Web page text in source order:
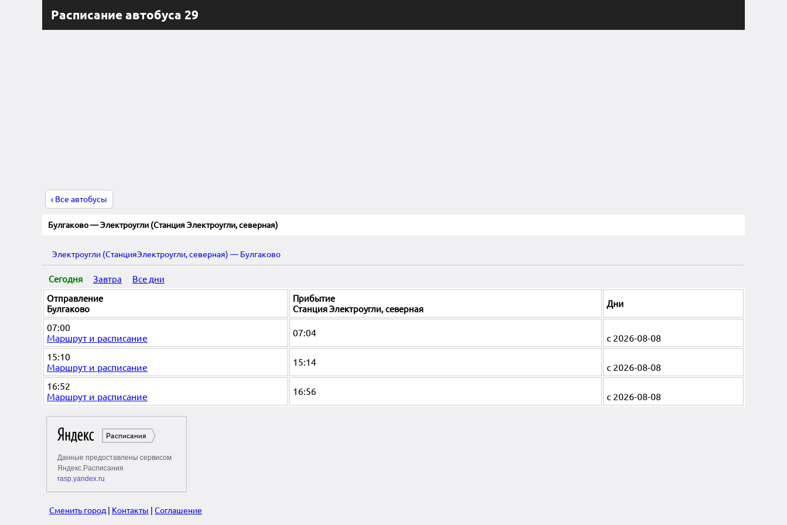
Расписание автобуса 29
‹ Все автобусы
Булгаково — Электроугли (Станция Электроугли, северная)
Электроугли (СтанцияЭлектроугли, северная) — Булгаково
Сегодня Завтра
Все дни
Отправление
Булгаково
Прибытие
Станция Электроугли, северная
Дни
07:00
Маршрут и расписание
07:04
с 2026-08-08
15:10
Маршрут и расписание
15:14
с 2026-08-08
16:52
Маршрут и расписание
16:56 с 2026-08-08
Сменить город Контакты Соглашение